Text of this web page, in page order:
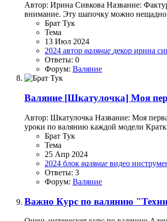
Автор: Ирина Сивкова Название:
внимание. Эту шапочку можно нещадно
Брат Тук
Тема
13 Июл 2024
2024 автор валяние декор ирина
Ответы: 0
Форум: Валяние
Валяние [Шкатулочка] Моя
Автор: Шкатулочка Название: Моя
уроки по валянию каждой модели
Брат Тук
Тема
25 Апр 2024
2024 блок валяние видео
Ответы: 3
Форум: Валяние
Важно Курс по валянию